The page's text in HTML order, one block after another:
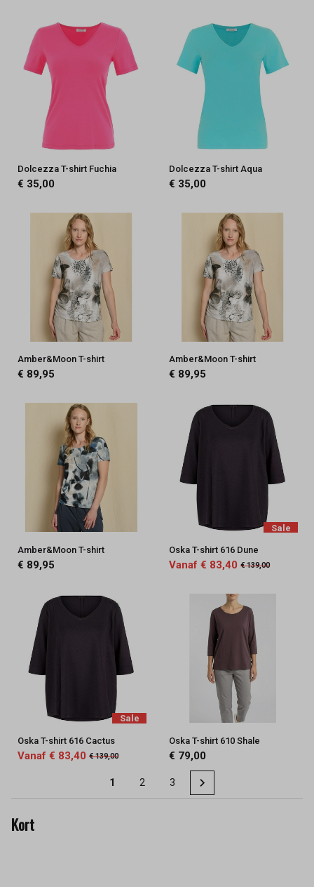
Dolcezza T-shirt Fuchia
€ 35,00
Dolcezza T-shirt Aqua
€ 35,00
Amber&Moon T-shirt
€ 89,95
Amber&Moon T-shirt
€ 89,95
Amber&Moon T-shirt
€ 89,95
Sale
Oska T-shirt 616 Dune
Vanaf € 83,40 € 139,00
Sale
Oska T-shirt 616 Cactus
Vanaf € 83,40 € 139,00
Oska T-shirt 610 Shale
€ 79,00
1 2 3
Kort